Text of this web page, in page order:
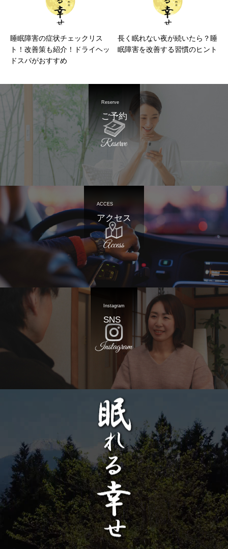
睡眠障害の症状チェックリス
ト！改善策も紹介！ドライヘッ
ドスパがおすすめ
長く眠れない夜が続いたら？睡
眠障害を改善する習慣のヒント
Reserve
ご予約
ACCES
アクセス
Instagram
SNS